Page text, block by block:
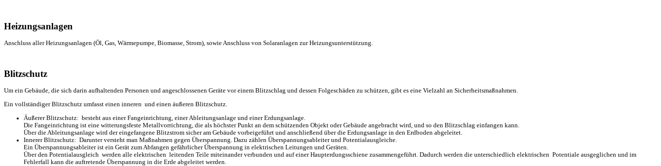
Heizungsanlagen
Anschluss aller Heizungsanlagen (Öl, Gas, Wärmepumpe, Biomasse, Strom), sowie Anschluss von Solaranlagen zur Heizungsunterstützung.
Blitzschutz
Um ein Gebäude, die sich darin aufhaltenden Personen und angeschlossenen Geräte vor einem Blitzschlag und dessen Folgeschäden zu schützen, gibt es eine Vielzahl an Sicherheitsmaßnahmen.
Ein vollständiger Blitzschutz umfasst einen inneren und einen äußeren Blitzschutz.
Äußerer Blitzschutz: besteht aus einer Fangeinrichtung, einer Ableitungsanlage und einer Erdungsanlage.
Die Fangeinrichtung ist eine witterungsfeste Metallvorrichtung, die als höchster Punkt an dem schützenden Objekt oder Gebäude angebracht wird, und so den Blitzschlag einfangen kann.
Über die Ableitungsanlage wird der eingefangene Blitzstrom sicher am Gebäude vorbeigeführt und anschließend über die Erdungsanlage in den Erdboden abgeleitet.
Innerer Blitzschutz: Darunter versteht man Maßnahmen gegen Überspannung. Dazu zählen Überspannungsableiter und Potentialausgleiche.
Ein Überspannungsableiter ist ein Gerät zum Abfangen gefährlicher Überspannung in elektrischen Leitungen und Geräten.
Über den Potentialausgleich werden alle elektrischen leitenden Teile miteinander verbunden und auf einer Haupterdungsschiene zusammengeführt. Dadurch werden die unterschiedlich elektrischen Potentiale ausgeglichen und im
Fehlerfall kann die auftretende Überspannung in die Erde abgeleitet werden.